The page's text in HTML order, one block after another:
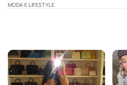
MODA E LIFESTYLE